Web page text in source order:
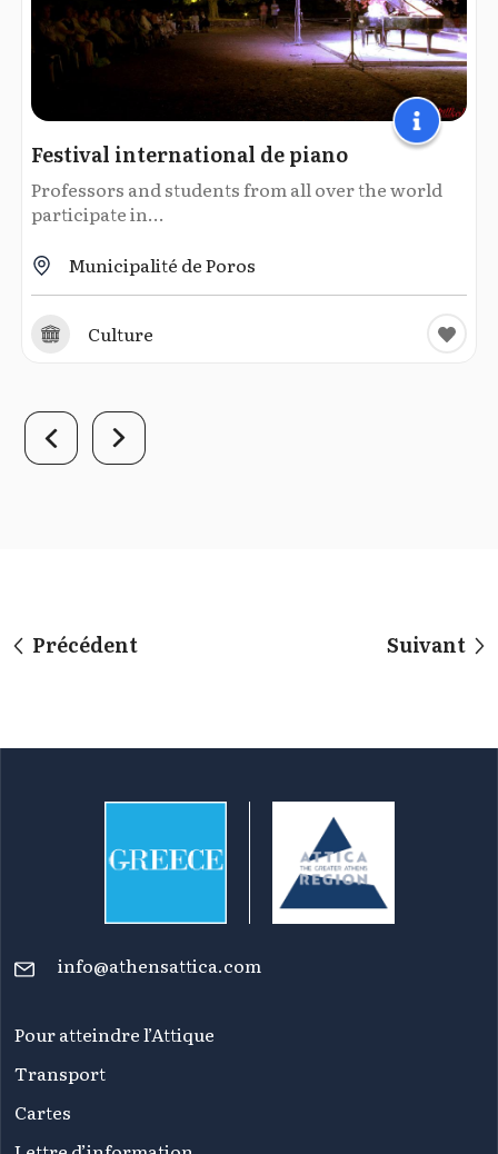
Festival international de piano
Professors and students from all over the world
participate in...
Municipalité de Poros
Culture
Précédent Suivant
info@athensattica.com
Pour atteindre l’Attique
Transport
Cartes